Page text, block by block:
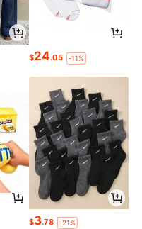
$24.05 -11%
$3.78 -21%